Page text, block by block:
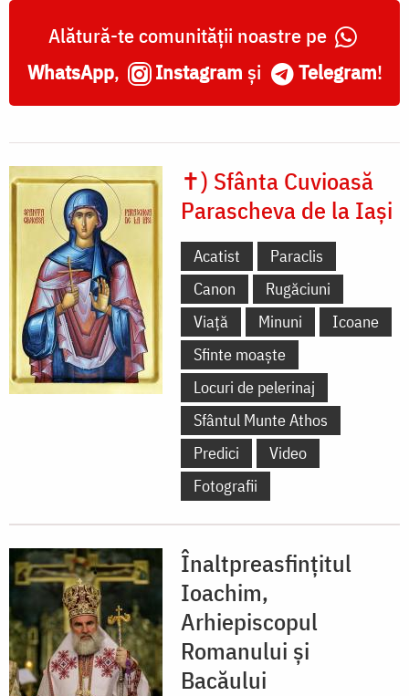
Alătură-te comunității noastre pe
WhatsApp, Instagram și Telegram!
✝) Sfânta Cuvioasă
Parascheva de la Iași
Acatist
Paraclis
Canon
Rugăciuni
Viață
Minuni
Icoane
Sfinte moaște
Locuri de pelerinaj
Sfântul Munte Athos
Predici
Video
Fotografii
Înaltpreasfințitul
Ioachim,
Arhiepiscopul
Romanului și
Bacăului